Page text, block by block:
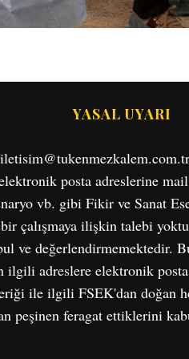
YASAL UYARI
elektronik posta adreslerine
vb. gibi Fikir ve Sanat
çalışmaya ilişkin talebi
ve değerlendirmemektedir.
ilgili adreslere elektronik
ile ilgili FSEK'dan doğan
peşinen feragat ettiklerini